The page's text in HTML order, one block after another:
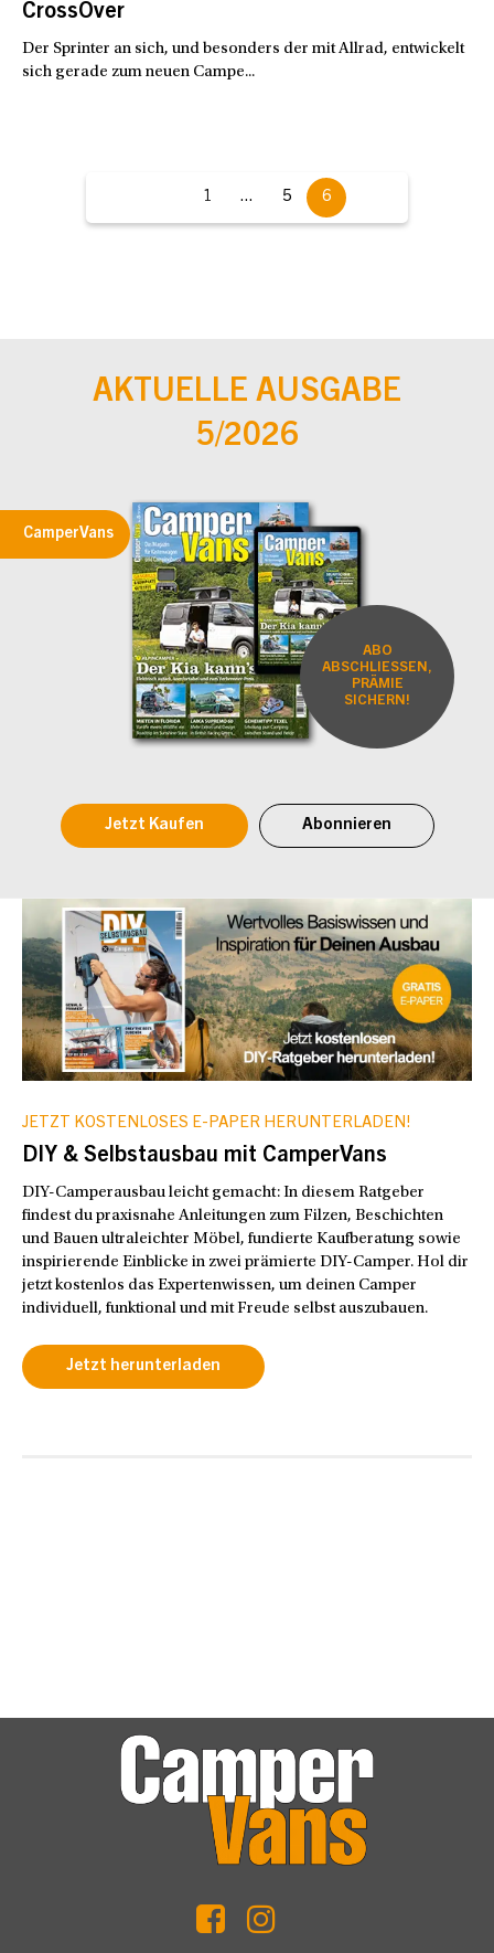
CrossOver
Der Sprinter an sich, und besonders der mit Allrad, entwickelt
sich gerade zum neuen Campe...
1 ... 5 6
AKTUELLE AUSGABE
5/2026
CamperVans
ABO
ABSCHLIESSEN,
PRÄMIE
SICHERN!
Jetzt Kaufen Abonnieren
JETZT KOSTENLOSES E-PAPER HERUNTERLADEN!
DIY & Selbstausbau mit CamperVans
DIY-Camperausbau leicht gemacht: In diesem Ratgeber
findest du praxisnahe Anleitungen zum Filzen, Beschichten
und Bauen ultraleichter Möbel, fundierte Kaufberatung sowie
inspirierende Einblicke in zwei prämierte DIY-Camper. Hol dir
jetzt kostenlos das Expertenwissen, um deinen Camper
individuell, funktional und mit Freude selbst auszubauen.
Jetzt herunterladen